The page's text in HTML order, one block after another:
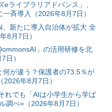
ライブラリアドバンス」、
斉導入（2026年8月7日）
新たに導入自治体が拡大 全
8月7日）
」の活用研修を北
日）
が違う？保護者の73.5％が
年8月7日）
れでも「AIは小学生から学ば
調べ=（2026年8月7日）